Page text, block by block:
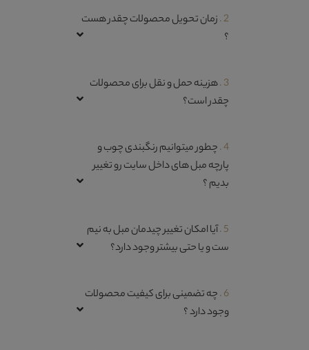
2 . زمان تحویل محصولات چقدر هست
؟
3 . هزینه حمل و نقل برای محصولات
چقدر است؟
4 . چطور میتوانیم رنگبندی چوب و
پارچه مبل های داخل سایت رو تغییر
بدیم ؟
5 . آیا امکان تغییر چیدمان مبل به نیم
ست و یا حتی بیشتر وجود دارد؟
6 . چه تضمینی برای کیفیت محصولات
وجود دارد ؟